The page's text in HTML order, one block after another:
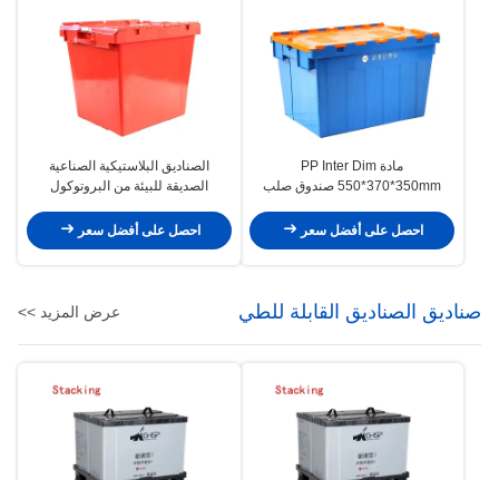
مادة PP Inter Dim
550*370*350mm صندوق صلب
البحرية
احصل على أفضل سعر
الصناديق البلاستيكية الصناعية
الصديقة للبيئة من البروتوكول
احصل على أفضل سعر
صناديق الصناديق القابلة للطي عرض المزيد >>